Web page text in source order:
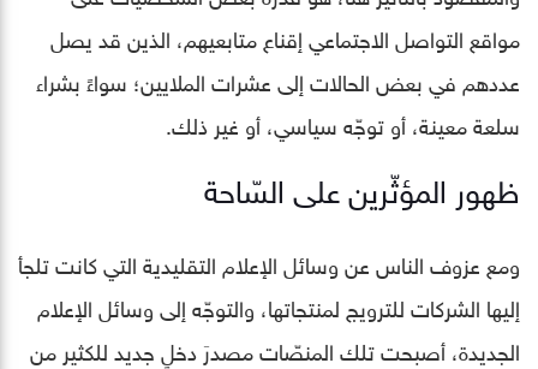
مواقع التواصل الاجتماعي إقناع متابعيهم، الذين قد يصل
عددهم في بعض الحالات إلى عشرات الملايين؛ سواءً بشراء
سلعة معينة، أو توجّه سياسي، أو غير ذلك.
ظهور المؤثّرين على السّاحة
ومع عزوف الناس عن وسائل الإعلام التقليدية التي كانت تلجأ
إليها الشركات للترويج لمنتجاتها، والتوجّه إلى وسائل الإعلام
الجديدة، أصبحت تلك المنصّات مصدرَ دخلٍ جديد للكثير من